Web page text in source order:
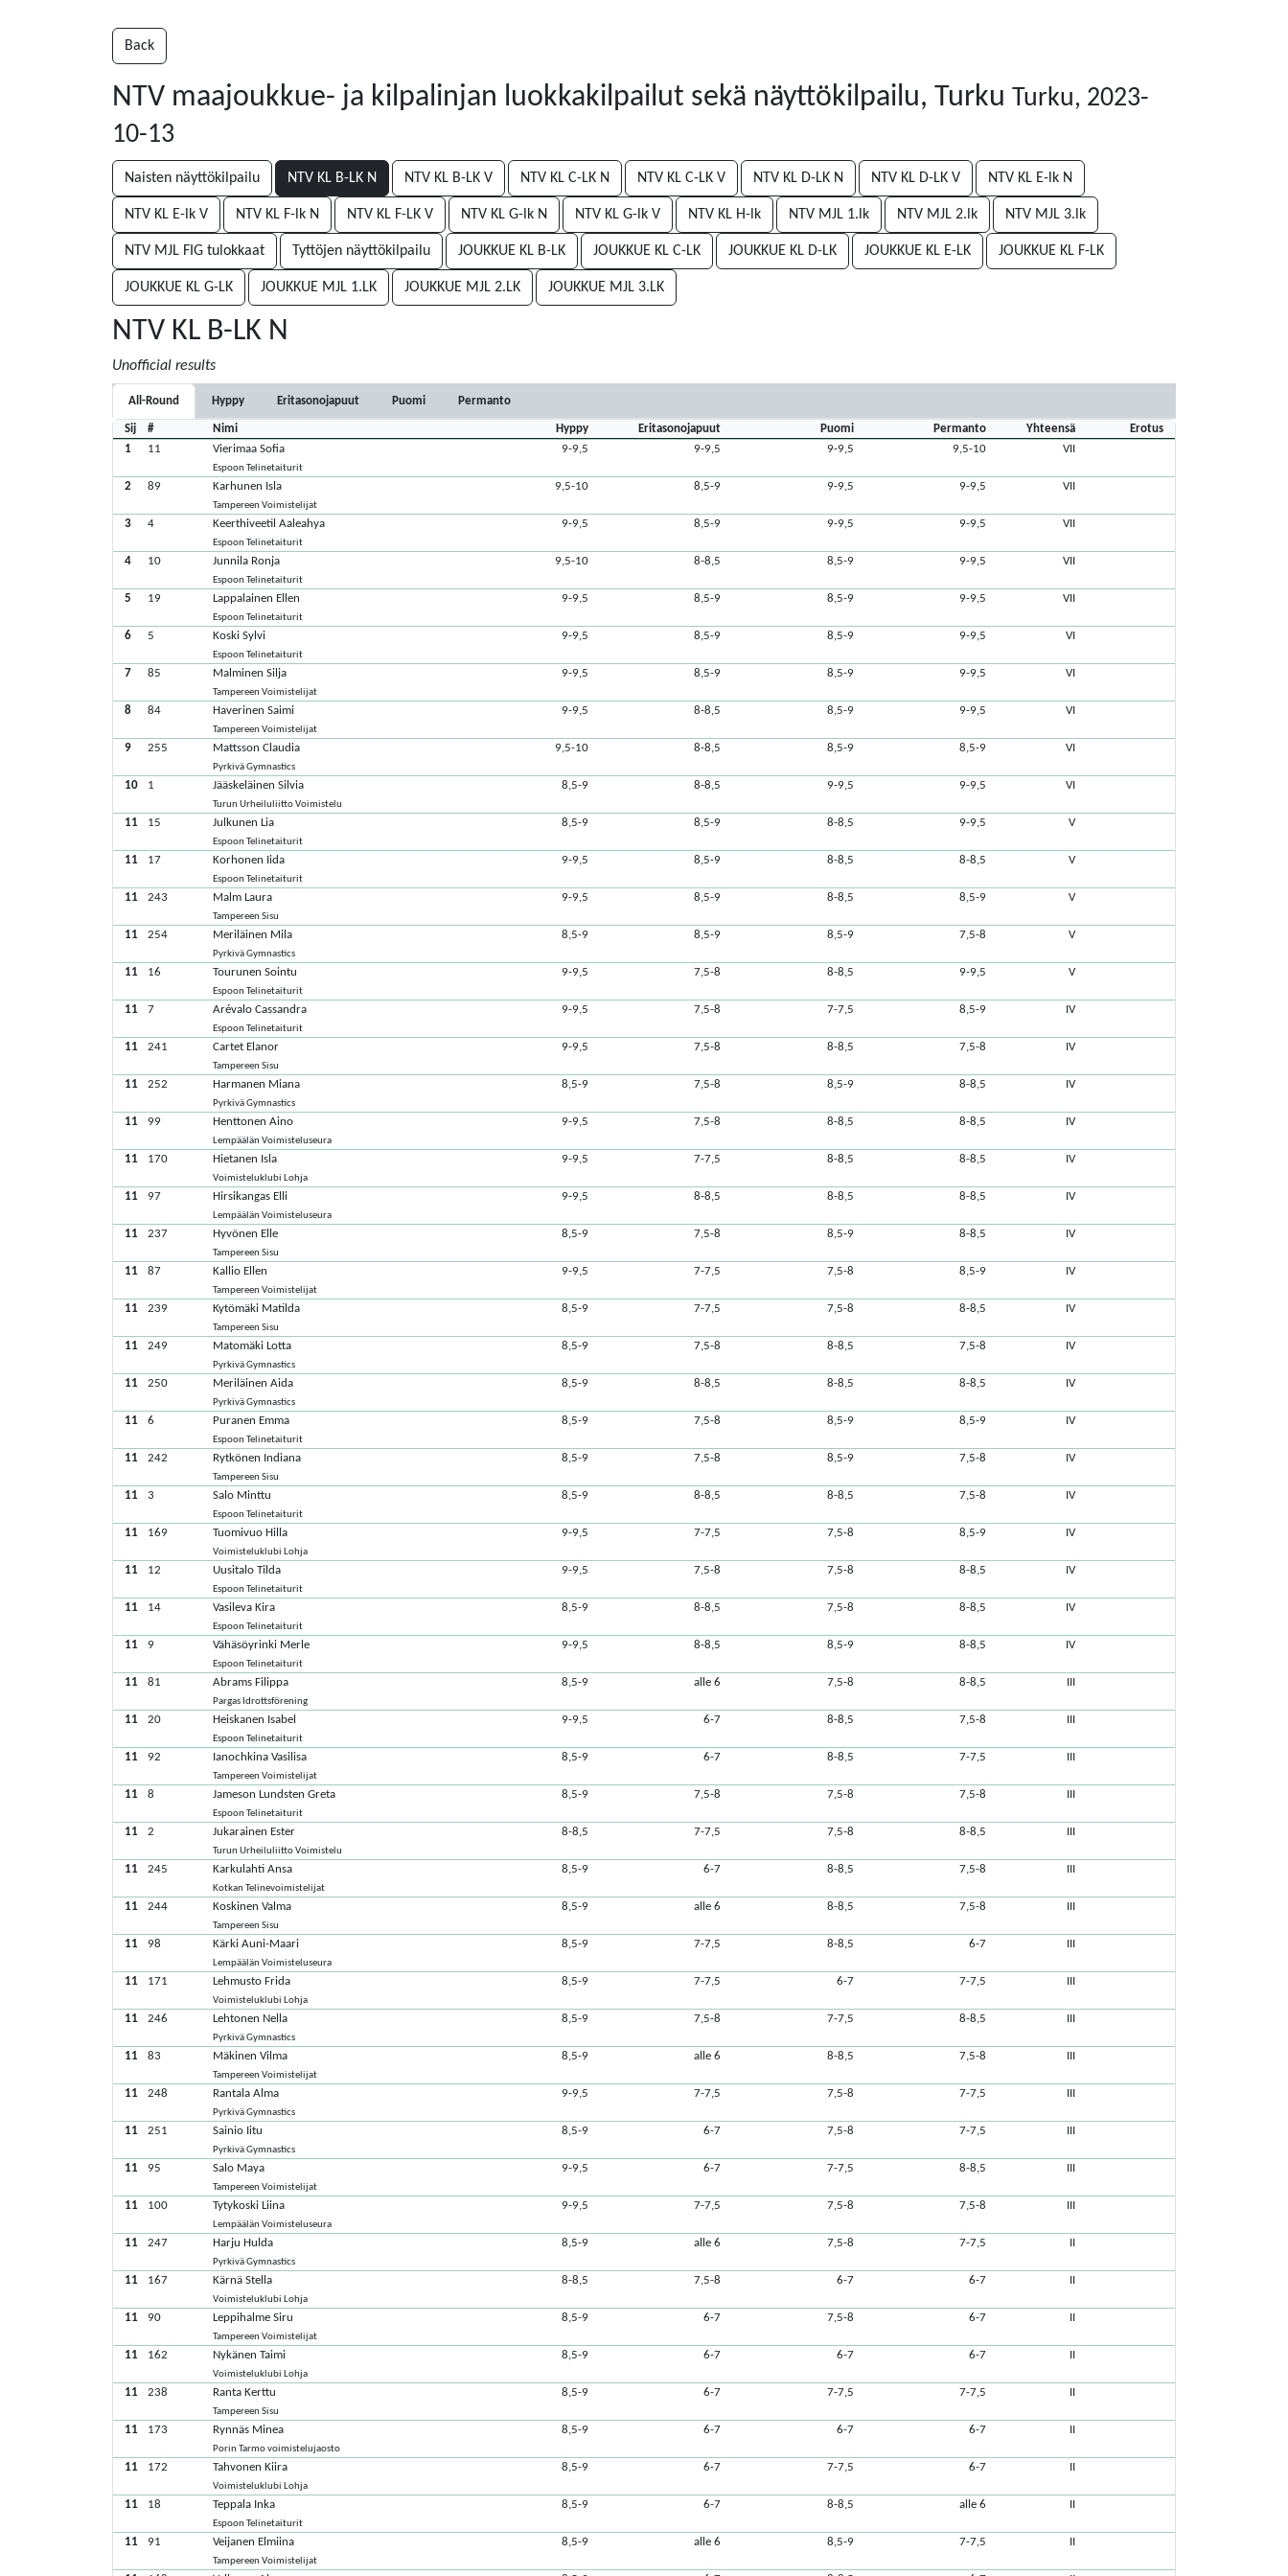
Back
NTV maajoukkue- ja kilpalinjan luokkakilpailut sekä näyttökilpailu, Turku Turku, 2023-
10-13
Naisten näyttökilpailu NTV KL B-LK N NTV KL B-LK V NTV KL C-LK N NTV KL C-LK V NTV KL D-LK N NTV KL D-LK V NTV KL E-lk N
NTV KL E-lk V NTV KL F-lk N NTV KL F-LK V NTV KL G-lk N NTV KL G-lk V NTV KL H-lk NTV MJL 1.lk NTV MJL 2.lk NTV MJL 3.lk
NTV MJL FIG tulokkaat Tyttöjen näyttökilpailu JOUKKUE KL B-LK JOUKKUE KL C-LK JOUKKUE KL D-LK JOUKKUE KL E-LK JOUKKUE KL F-LK
JOUKKUE KL G-LK JOUKKUE MJL 1.LK JOUKKUE MJL 2.LK JOUKKUE MJL 3.LK
NTV KL B-LK N
Unofficial results
All-Round Hyppy Eritasonojapuut Puomi Permanto
Sij # Nimi Hyppy Eritasonojapuut Puomi Permanto Yhteensä
Erotus
1
11 Vierimaa Sofia
Espoon Telinetaiturit
9-9,5 9-9,5 9-9,5 9,5-10 VII
2 89 Karhunen Isla
Tampereen Voimistelijat
9,5-10 8,5-9 9-9,5 9-9,5 VII
3 4 Keerthiveetil Aaleahya
Espoon Telinetaiturit
9-9,5 8,5-9 9-9,5 9-9,5 VII
4 10 Junnila Ronja
Espoon Telinetaiturit
9,5-10 8-8,5 8,5-9 9-9,5 VII
5 19 Lappalainen Ellen
Espoon Telinetaiturit
9-9,5 8,5-9 8,5-9 9-9,5 VII
6 5 Koski Sylvi
Espoon Telinetaiturit
9-9,5 8,5-9 8,5-9 9-9,5 VI
7 85 Malminen Silja
Tampereen Voimistelijat
9-9,5 8,5-9 8,5-9 9-9,5 VI
8 84 Haverinen Saimi
Tampereen Voimistelijat
9-9,5 8-8,5 8,5-9 9-9,5 VI
9 255 Mattsson Claudia
Pyrkivä Gymnastics
9,5-10 8-8,5 8,5-9 8,5-9 VI
10 1 Jääskeläinen Silvia
Turun Urheiluliitto Voimistelu
8,5-9 8-8,5 9-9,5 9-9,5 VI
11 15 Julkunen Lia
Espoon Telinetaiturit
8,5-9 8,5-9 8-8,5 9-9,5 V
11 17 Korhonen Iida
Espoon Telinetaiturit
9-9,5 8,5-9 8-8,5 8-8,5 V
11 243 Malm Laura
Tampereen Sisu
9-9,5 8,5-9 8-8,5 8,5-9 V
11 254 Meriläinen Mila
Pyrkivä Gymnastics
8,5-9 8,5-9 8,5-9 7,5-8 V
11 16 Tourunen Sointu
Espoon Telinetaiturit
9-9,5 7,5-8 8-8,5 9-9,5 V
11 7 Arévalo Cassandra
Espoon Telinetaiturit
9-9,5 7,5-8 7-7,5 8,5-9 IV
11 241 Cartet Elanor
Tampereen Sisu
9-9,5 7,5-8 8-8,5 7,5-8 IV
11 252 Harmanen Miana
Pyrkivä Gymnastics
8,5-9 7,5-8 8,5-9 8-8,5 IV
11 99 Henttonen Aino
Lempäälän Voimisteluseura
9-9,5 7,5-8 8-8,5 8-8,5 IV
11 170 Hietanen Isla
Voimisteluklubi Lohja
9-9,5 7-7,5 8-8,5 8-8,5 IV
11 97 Hirsikangas Elli
Lempäälän Voimisteluseura
9-9,5 8-8,5 8-8,5 8-8,5 IV
11 237 Hyvönen Elle
Tampereen Sisu
8,5-9 7,5-8 8,5-9 8-8,5 IV
11 87 Kallio Ellen
Tampereen Voimistelijat
9-9,5 7-7,5 7,5-8 8,5-9 IV
11 239 Kytömäki Matilda
Tampereen Sisu
8,5-9 7-7,5 7,5-8 8-8,5 IV
11 249 Matomäki Lotta
Pyrkivä Gymnastics
8,5-9 7,5-8 8-8,5 7,5-8 IV
11 250 Meriläinen Aida
Pyrkivä Gymnastics
8,5-9 8-8,5 8-8,5 8-8,5 IV
11 6 Puranen Emma
Espoon Telinetaiturit
8,5-9 7,5-8 8,5-9 8,5-9 IV
11 242 Rytkönen Indiana
Tampereen Sisu
8,5-9 7,5-8 8,5-9 7,5-8 IV
11 3 Salo Minttu
Espoon Telinetaiturit
8,5-9 8-8,5 8-8,5 7,5-8 IV
11 169 Tuomivuo Hilla
Voimisteluklubi Lohja
9-9,5 7-7,5 7,5-8 8,5-9 IV
11 12 Uusitalo Tilda
Espoon Telinetaiturit
9-9,5 7,5-8 7,5-8 8-8,5 IV
11 14 Vasileva Kira
Espoon Telinetaiturit
8,5-9 8-8,5 7,5-8 8-8,5 IV
11 9 Vähäsöyrinki Merle
Espoon Telinetaiturit
9-9,5 8-8,5 8,5-9 8-8,5 IV
11 81 Abrams Filippa
Pargas Idrottsförening
8,5-9 alle 6 7,5-8 8-8,5 III
11 20 Heiskanen Isabel
Espoon Telinetaiturit
9-9,5 6-7 8-8,5 7,5-8 III
11 92 Ianochkina Vasilisa
Tampereen Voimistelijat
8,5-9 6-7 8-8,5 7-7,5 III
11 8 Jameson Lundsten Greta
Espoon Telinetaiturit
8,5-9 7,5-8 7,5-8 7,5-8 III
11 2 Jukarainen Ester
Turun Urheiluliitto Voimistelu
8-8,5 7-7,5 7,5-8 8-8,5 III
11 245 Karkulahti Ansa
Kotkan Telinevoimistelijat
8,5-9 6-7 8-8,5 7,5-8 III
11 244 Koskinen Valma
Tampereen Sisu
8,5-9 alle 6 8-8,5 7,5-8 III
11 98 Kärki Auni-Maari
Lempäälän Voimisteluseura
8,5-9 7-7,5 8-8,5 6-7 III
11 171 Lehmusto Frida
Voimisteluklubi Lohja
8,5-9 7-7,5 6-7 7-7,5 III
11 246 Lehtonen Nella
Pyrkivä Gymnastics
8,5-9 7,5-8 7-7,5 8-8,5 III
11 83 Mäkinen Vilma
Tampereen Voimistelijat
8,5-9 alle 6 8-8,5 7,5-8 III
11 248 Rantala Alma
Pyrkivä Gymnastics
9-9,5 7-7,5 7,5-8 7-7,5 III
11 251 Sainio Iitu
Pyrkivä Gymnastics
8,5-9 6-7 7,5-8 7-7,5 III
11 95 Salo Maya
Tampereen Voimistelijat
9-9,5 6-7 7-7,5 8-8,5 III
11 100 Tytykoski Liina
Lempäälän Voimisteluseura
9-9,5 7-7,5 7,5-8 7,5-8 III
11 247 Harju Hulda
Pyrkivä Gymnastics
8,5-9 alle 6 7,5-8 7-7,5 II
11 167 Kärnä Stella
Voimisteluklubi Lohja
8-8,5 7,5-8 6-7 6-7 II
11 90 Leppihalme Siru
Tampereen Voimistelijat
8,5-9 6-7 7,5-8 6-7 II
11 162 Nykänen Taimi
Voimisteluklubi Lohja
8,5-9 6-7 6-7 6-7 II
11 238 Ranta Kerttu
Tampereen Sisu
8,5-9 6-7 7-7,5 7-7,5 II
11 173 Rynnäs Minea
Porin Tarmo voimistelujaosto
8,5-9 6-7 6-7 6-7 II
11 172 Tahvonen Kiira
Voimisteluklubi Lohja
8,5-9 6-7 7-7,5 6-7 II
11 18 Teppala Inka
Espoon Telinetaiturit
8,5-9 6-7 8-8,5 alle 6 II
11 91 Veijanen Elmiina
Tampereen Voimistelijat
8,5-9 alle 6 8,5-9 7-7,5 II